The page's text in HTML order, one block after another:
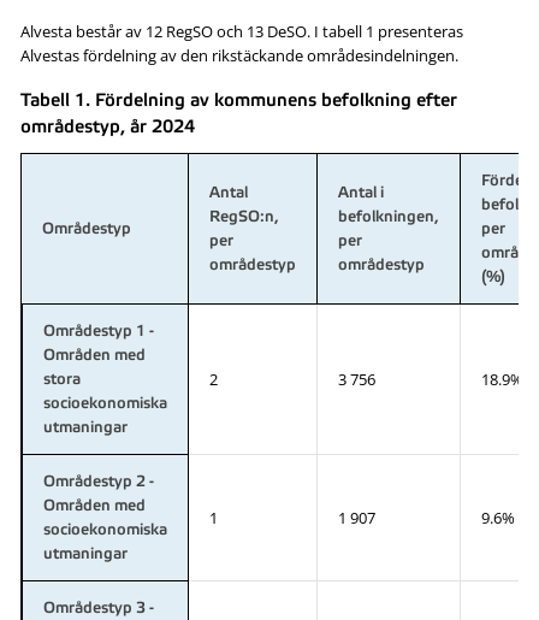
Alvesta består av 12 RegSO och 13 DeSO. I tabell 1 presenteras
Alvestas fördelning av den rikstäckande områdesindelningen.
Tabell 1. Fördelning av kommunens befolkning efter
områdestyp, år 2024
Områdestyp
Antal
RegSO:n,
per
områdestyp
Antal i
befolkningen,
per
områdestyp
per
(%)
Områdestyp 1 -
Områden med
stora
socioekonomiska
utmaningar
2 3 756 18.9%
Områdestyp 2 -
Områden med
socioekonomiska
utmaningar
1 1 907 9.6%
Områdestyp 3 -